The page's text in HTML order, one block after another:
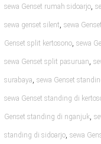
sewa Genset rumah sidoarjo,
sewa genset silent, sewa
Genset split kertosono, sewa
sewa Genset split pasuruan,
surabaya, sewa Genset
sewa Genset standing di
Genset standing di nganjuk,
standing di sidoarjo, sewa